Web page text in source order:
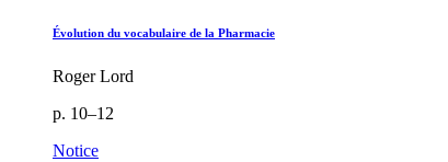
Évolution du vocabulaire de la Pharmacie
Roger Lord
p. 10–12
Notice